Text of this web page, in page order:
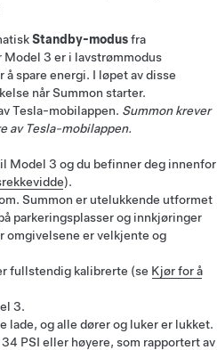
Standby-modusfra
Model 3 er i lavstrømmodus
å spare energi. I løpet av disse
nårSummon starter.
Tesla-mobilappen. Summonkrever
av Tesla-mobilappen.
Model 3 og du befinner deg innenfor
).
Summon er utelukkende utformet
parkeringsplasser og innkjøringer
omgivelsene er velkjente og
fullstendig kalibrerte (se Kjør for å
3.
lade, og alle dører og luker er lukket.
PSI eller høyere, som rapportert av